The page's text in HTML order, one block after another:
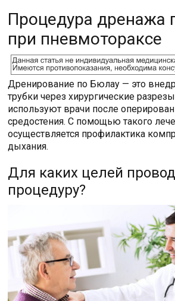
Процедура дренажа
при пневмотораксе
Дренирование по Бюлау — это
трубки через хирургические
используют врачи после
средостения. С помощью такого
осуществляется профилактика
дыхания.
Для каких целей
процедуру?